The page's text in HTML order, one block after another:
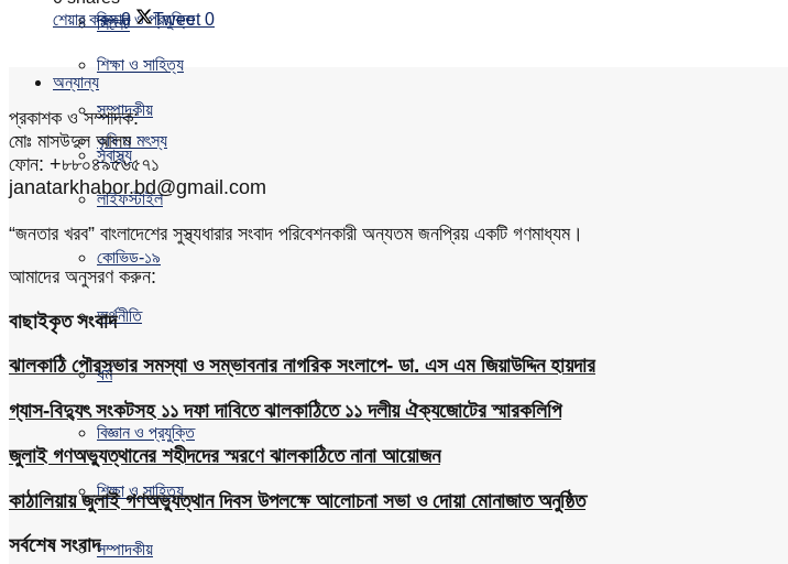
বিজ্ঞান ও প্রযুক্তি
শিক্ষা ও সাহিত্য
সম্পাদকীয়
স্বাস্থ্য
সিলেট
অন্যান্য
কৃষি ও মৎস্য
লাইফস্টাইল
কোভিড-১৯
অর্থনীতি
ধর্ম
বিজ্ঞান ও প্রযুক্তি
শিক্ষা ও সাহিত্য
সম্পাদকীয়
শেয়ার করুন 0 Tweet 0
প্রকাশক ও সম্পাদক:
মোঃ মাসউদুল আলম
ফোন: +৮৮০৪৯৫৬৫৭১
janatarkhabor.bd@gmail.com
“জনতার খরব” বাংলাদেশের সুস্থ্যধারার সংবাদ পরিবেশনকারী অন্যতম জনপ্রিয় একটি গণমাধ্যম।
আমাদের অনুসরণ করুন:
বাছাইকৃত সংবাদ
ঝালকাঠি পৌরসভার সমস্যা ও সম্ভাবনার নাগরিক সংলাপে- ডা. এস এম জিয়াউদ্দিন হায়দার
গ্যাস-বিদ্যুৎ সংকটসহ ১১ দফা দাবিতে ঝালকাঠিতে ১১ দলীয় ঐক্যজোটের স্মারকলিপি
জুলাই গণঅভ্যুত্থানের শহীদদের স্মরণে ঝালকাঠিতে নানা আয়োজন
কাঠালিয়ায় জুলাই গণঅভ্যুত্থান দিবস উপলক্ষে আলোচনা সভা ও দোয়া মোনাজাত অনুষ্ঠিত
সর্বশেষ সংবাদ